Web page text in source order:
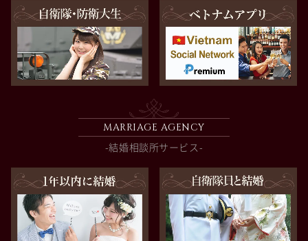
MARRIAGE AGENCY
-結婚相談所サービス-